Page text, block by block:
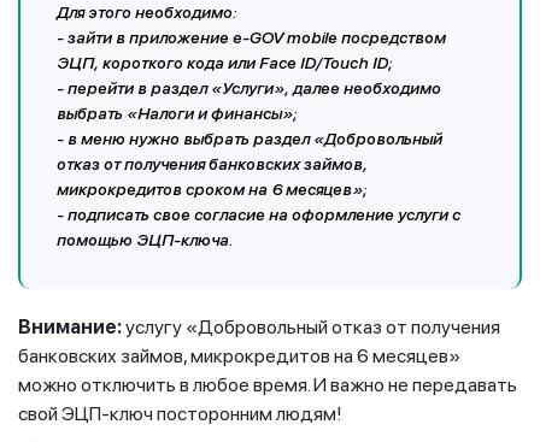
Для этого необходимо:
- зайти в приложение е-GOV mobile посредством
ЭЦП, короткого кода или Face ID/Touch ID;
- перейти в раздел «Услуги», далее необходимо
выбрать «Налоги и финансы»;
- в меню нужно выбрать раздел «Добровольный
отказ от получения банковских займов,
микрокредитов сроком на 6 месяцев»;
- подписать свое согласие на оформление услуги с
помощью ЭЦП-ключа.
Внимание:услугу «Добровольный отказ от получения
банковских займов, микрокредитов на 6 месяцев»
можно отключить в любое время. И важно не передавать
свой ЭЦП-ключ посторонним людям!